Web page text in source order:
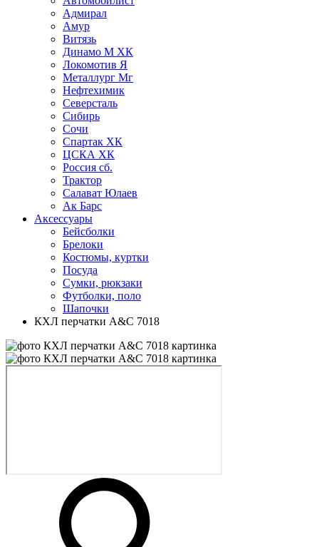
Адмирал
Амур
Витязь
Динамо М ХК
Локомотив Я
Металлург Мг
Нефтехимик
Северсталь
Сибирь
Сочи
Спартак ХК
ЦСКА ХК
Россия сб.
Трактор
Салават Юлаев
Ак Барс
Аксессуары
Бейсболки
Брелоки
Костюмы, куртки
Посуда
Сумки, рюкзаки
Футболки, поло
Шапочки
КХЛ перчатки A&C 7018